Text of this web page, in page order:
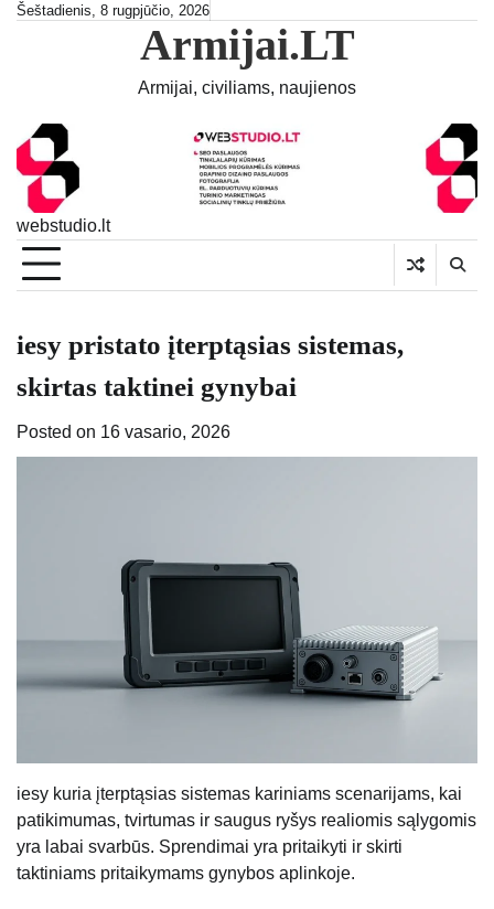
SkipŠeštadienis, 8 rugpjūčio, 2026
Armijai.LT
Armijai, civiliams, naujienos
webstudio.lt
iesy pristato įterptąsias sistemas,
skirtas taktinei gynybai
Posted on 16 vasario, 2026
iesy kuria įterptąsias sistemas kariniams scenarijams, kai
patikimumas, tvirtumas ir saugus ryšys realiomis sąlygomis
yra labai svarbūs. Sprendimai yra pritaikyti ir skirti
taktiniams pritaikymams gynybos aplinkoje.